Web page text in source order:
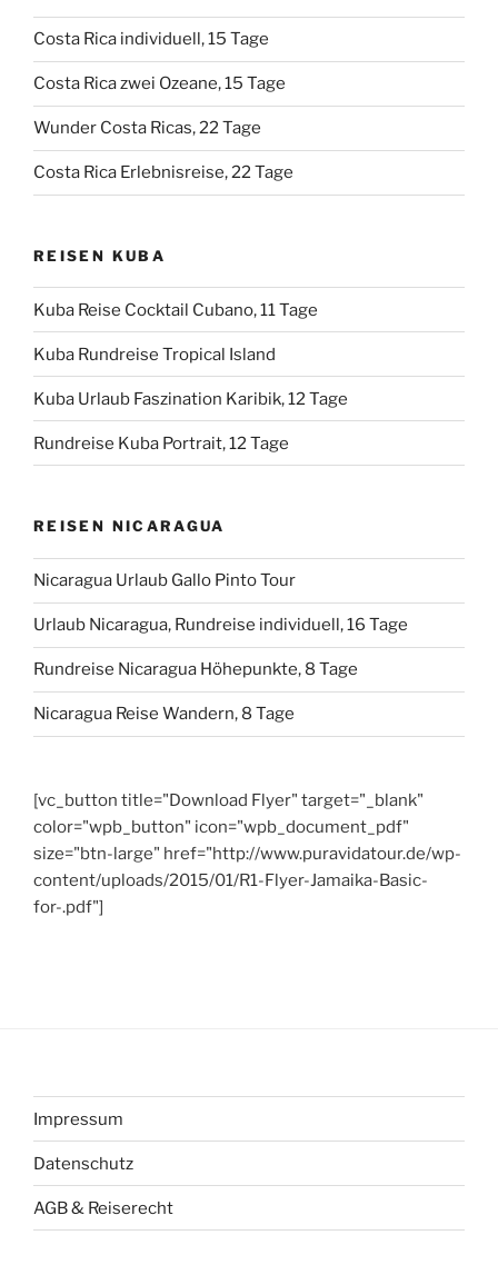
Costa Rica individuell, 15 Tage
Costa Rica zwei Ozeane, 15 Tage
Wunder Costa Ricas, 22 Tage
Costa Rica Erlebnisreise, 22 Tage
REISEN KUBA
Kuba Reise Cocktail Cubano, 11 Tage
Kuba Rundreise Tropical Island
Kuba Urlaub Faszination Karibik, 12 Tage
Rundreise Kuba Portrait, 12 Tage
REISEN NICARAGUA
Nicaragua Urlaub Gallo Pinto Tour
Urlaub Nicaragua, Rundreise individuell, 16 Tage
Rundreise Nicaragua Höhepunkte, 8 Tage
Nicaragua Reise Wandern, 8 Tage
[vc_button title="Download Flyer" target="_blank"
color="wpb_button" icon="wpb_document_pdf"
size="btn-large" href="http://www.puravidatour.de/wp-
content/uploads/2015/01/R1-Flyer-Jamaika-Basic-
for-.pdf"]
Impressum
Datenschutz
AGB & Reiserecht